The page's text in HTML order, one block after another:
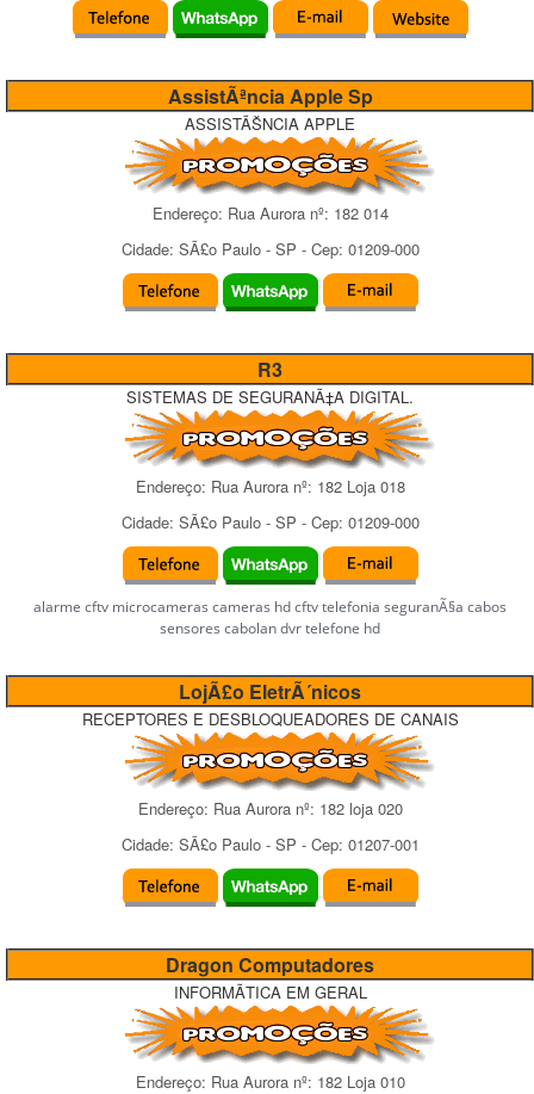
AssistÃªncia Apple Sp
ASSISTÃŠNCIA APPLE
Endereço: Rua Auroranº: 182 014
Cidade: SÃ£o Paulo- SP - Cep: 01209-000
R3
SISTEMAS DE SEGURANÃ‡A DIGITAL.
Endereço: Rua Auroranº: 182 Loja 018
Cidade: SÃ£o Paulo- SP - Cep: 01209-000
alarme cftv microcameras cameras hd cftv telefonia seguranÃ§a cabos
sensores cabolan dvr telefone hd
LojÃ£o EletrÃ´nicos
RECEPTORES E DESBLOQUEADORES DE CANAIS
Endereço: Rua Auroranº: 182 loja 020
Cidade: SÃ£o Paulo- SP - Cep: 01207-001
Dragon Computadores
INFORMÃTICA EM GERAL
Endereço: Rua Auroranº: 182 Loja 010